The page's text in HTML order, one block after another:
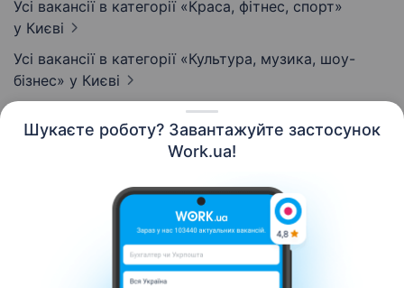
Шукаєте роботу? Завантажуйте застосунок
Work.ua!
Усі вакансії в категорії «Краса, фітнес, спорт»
у Києві
Усі вакансії в категорії «Культура, музика, шоу-
бізнес» у Києві